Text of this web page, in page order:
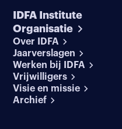
IDFA Institute
Organisatie
Over IDFA
Jaarverslagen
Werken bij IDFA
Vrijwilligers
Visie en missie
Archief